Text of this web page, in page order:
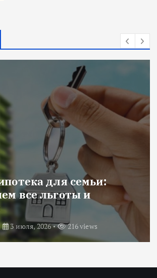
для семьи:
все льготы и
3 июля, 2026 216 views